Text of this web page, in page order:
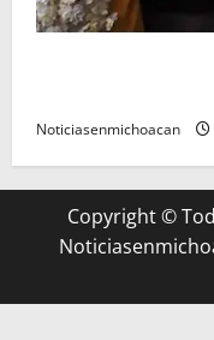
Noticiasenmichoacan
Copyright ©